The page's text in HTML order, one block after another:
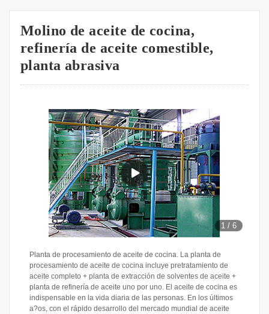
Molino de aceite de cocina,
refinería de aceite comestible,
planta abrasiva
1 /6
Planta de procesamiento de aceite de cocina. La planta de
procesamiento de aceite de cocina incluye pretratamiento de
aceite completo + planta de extracción de solventes de aceite +
planta de refinería de aceite uno por uno. El aceite de cocina es
indispensable en la vida diaria de las personas. En los últimos
a?os, con el rápido desarrollo del mercado mundial de aceite